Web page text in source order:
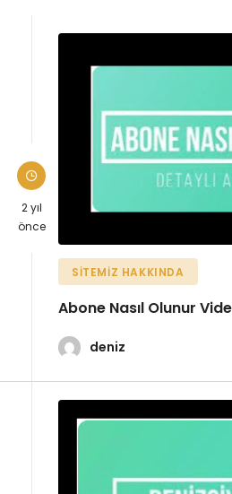
2 yıl
önce
SITEMIZ HAKKINDA
Abone Nasıl Olunur
deniz